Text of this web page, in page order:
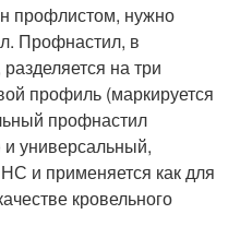
профлистом, нужно
Профнастил, в
на три
профиль (маркируется
профнастил
универсальный,
и применяется как для
кровельного